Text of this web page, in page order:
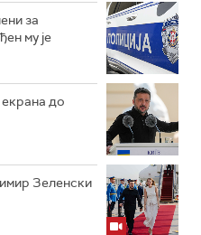
за
му је
до
Зеленски